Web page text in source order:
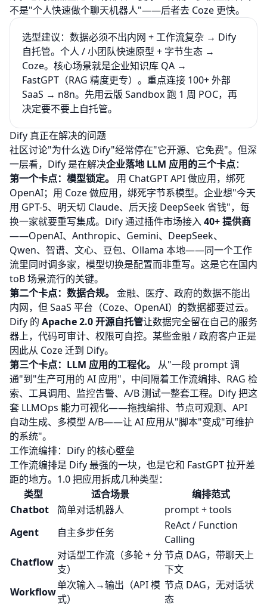
不是"个人快速做个聊天机器人"——后者去 Coze 更快。
选型建议：数据必须不出内网 + 工作流复杂 → Dify
自托管。个人 / 小团队快速原型 + 字节生态 →
Coze。核心场景就是企业知识库 QA →
FastGPT（RAG 精度更专）。重点连接 100+ 外部
SaaS → n8n。先用云版 Sandbox 跑 1 周 POC，再
决定要不要上自托管。
Dify 真正在解决的问题
社区讨论"为什么选 Dify"经常停在"它开源、它免费"。但深
一层看，Dify 是在解决企业落地 LLM 应用的三个卡点：
第一个卡点：模型锁定。
用 ChatGPT API 做应用，绑死
OpenAI；用 Coze 做应用，绑死字节系模型。企业想"今天
用 GPT-5、明天切 Claude、后天接 DeepSeek 省钱"，每
换一家就要重写集成。Dify 通过插件市场接入40+ 提供商
——OpenAI、Anthropic、Gemini、DeepSeek、
Qwen、智谱、文心、豆包、Ollama 本地——同一个工作
流里同时调多家，模型切换是配置而非重写。这是它在国内
toB 场景流行的关键。
第二个卡点：数据合规。 金融、医疗、政府的数据不能出
内网，但 SaaS 平台（Coze、OpenAI）的数据都要过云。
Dify 的 Apache 2.0 开源自托管让数据完全留在自己的服务
器上，代码可审计、权限可自控。某些金融 / 政府客户正是
因此从 Coze 迁到 Dify。
第三个卡点：LLM 应用的工程化。
从"一段 prompt 调
通"到"生产可用的 AI 应用"，中间隔着工作流编排、RAG 检
索、工具调用、监控告警、A/B 测试一整套工程。Dify 把这
套 LLMOps 能力可视化——拖拽编排、节点可观测、API
自动生成、多模型 A/B——让 AI 应用从"脚本"变成"可维护
的系统"。
工作流编排：Dify 的核心壁垒
工作流编排是 Dify 最强的一块，也是它和 FastGPT拉开差
距的地方。1.0 把应用拆成几种类型：
类型
适合场景
编排范式
Chatbot
简单对话机器人
prompt + tools
Agent
自主多步任务
ReAct / Function
Calling
Chatflow
对话型工作流（多轮 + 分
支）
节点 DAG，带聊天上
下文
Workflow
单次输入→输出（API 模
式）
节点 DAG，无对话状
态